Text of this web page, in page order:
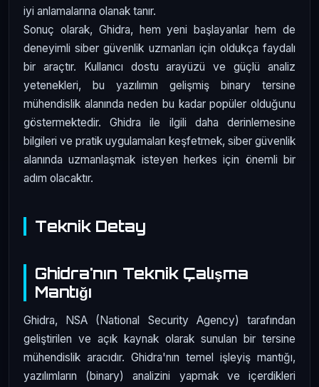
iyi anlamalarına olanak tanır.
Sonuç olarak, Ghidra, hem yeni başlayanlar hem de
deneyimli siber güvenlik uzmanları için oldukça faydalı
bir araçtır. Kullanıcı dostu arayüzü ve güçlü analiz
yetenekleri, bu yazılımın gelişmiş binary tersine
mühendislik alanında neden bu kadar popüler olduğunu
göstermektedir. Ghidra ile ilgili daha derinlemesine
bilgileri ve pratik uygulamaları keşfetmek, siber güvenlik
alanında uzmanlaşmak isteyen herkes için önemli bir
adım olacaktır.
Teknik Detay
Ghidra'nın Teknik Çalışma
Mantığı
Ghidra, NSA (National Security Agency) tarafından
geliştirilen ve açık kaynak olarak sunulan bir tersine
mühendislik aracıdır. Ghidra'nın temel işleyiş mantığı,
yazılımların (binary) analizini yapmak ve içerdikleri